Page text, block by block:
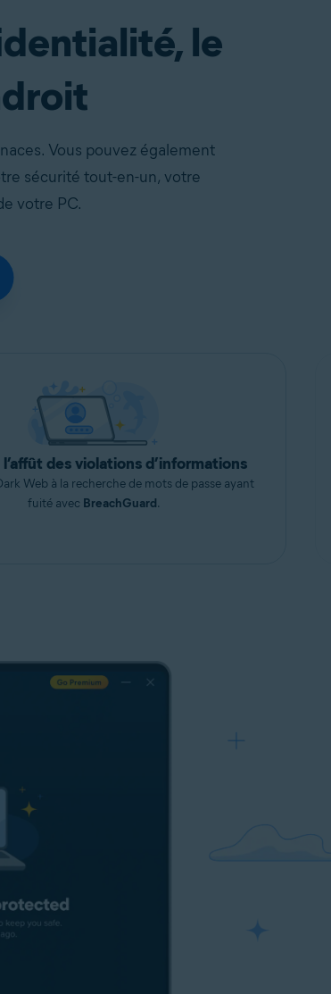
le
Vous pouvez également
sécurité tout-en-un, votre
votre PC.
l’affût des violations d’informations
Web à la recherche de mots de passe ayant
fuité avec BreachGuard.